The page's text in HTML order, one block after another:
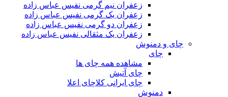
زعفران نیم گرمی نفیس عباس زاده
زعفران یک گرمی نفیس عباس زاده
زعفران دو گرمی نفیس عباس زاده
زعفران یک مثقالی نفیس عباس زاده
چای و دمنوش
چای
مشاهده همه چای ها
چای آتیش
چای ایرانی کلاچای اعلا
دمنوش